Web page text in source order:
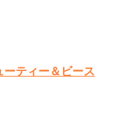
ティー＆ビース